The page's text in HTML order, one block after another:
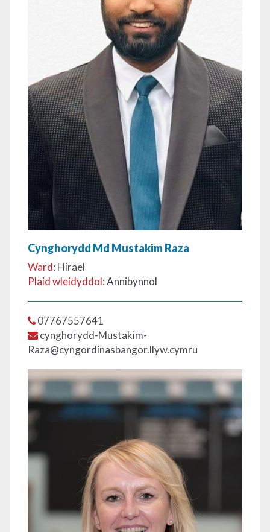
Cynghorydd Md Mustakim Raza
Ward: Hirael
Plaid wleidyddol: Annibynnol
07767557641
cynghorydd-Mustakim-
Raza@cyngordinasbangor.llyw.cymru